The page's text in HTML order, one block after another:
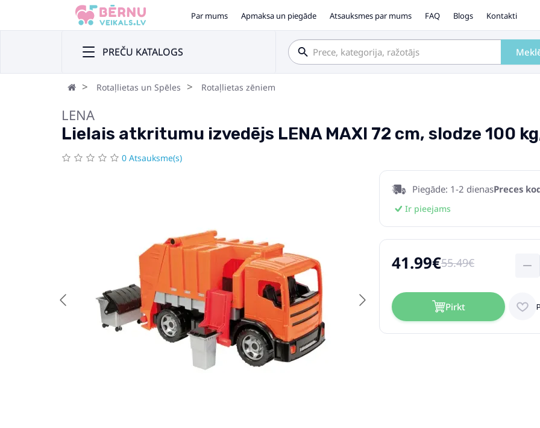
Par mums Apmaksa un piegāde Atsauksmes par mums FAQ Blogs Kontakti
PREČU KATALOGS
Rotaļlietas un Spēles Rotaļlietas zēniem
LENA
Lielais atkritumu izvedējs LENA MAXI 72 cm, slodze 100
0 Atsauksme(s)
Piegāde: 1-2 dienasPreces
Ir pieejams
41.99€55.49€
Pirkt